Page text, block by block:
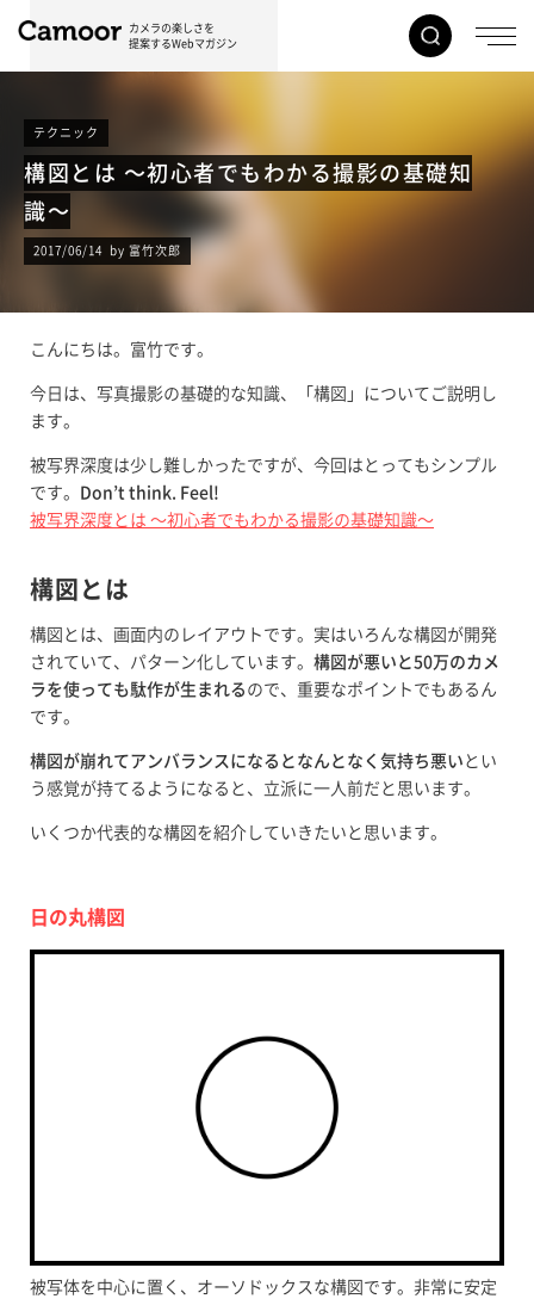
カメラの楽しさを
提案するWebマガジン
テクニック
構図とは 〜初心者でもわかる撮影の基礎知
識〜
2017/06/14 by 富竹次郎
こんにちは。富竹です。
今日は、写真撮影の基礎的な知識、「構図」についてご説明し
ます。
被写界深度は少し難しかったですが、今回はとってもシンプル
です。
Don’t think. Feel!
被写界深度とは 〜初心者でもわかる撮影の基礎知識〜
構図とは
構図とは、画面内のレイアウトです。実はいろんな構図が開発
されていて、パターン化しています。 構図が悪いと50万のカメ
ラを使っても駄作が生まれる ので、重要なポイントでもあるん
です。
構図が崩れてアンバランスになるとなんとなく気持ち悪い とい
う感覚が持てるようになると、立派に一人前だと思います。
いくつか代表的な構図を紹介していきたいと思います。
日の丸構図
被写体を中心に置く、オーソドックスな構図です。非常に安定